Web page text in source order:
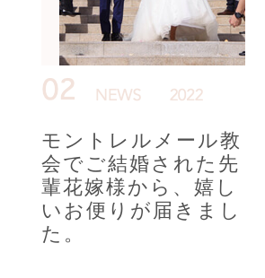
モントレルメール教
会でご結婚された先
輩花嫁様から、嬉し
いお便りが届きまし
た。